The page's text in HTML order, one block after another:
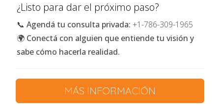
ser una opción viable, aunque es importante
formalizar el acuerdo.
Consejos para Elegir la Mejor Opción
los siguientes factores:
Tasa de interés:Compara las tasas de
¿Listo para dar el próximo paso?
📞 Agendá tu consulta privada: +1-786-309-1965
🌍 Conectá con alguien que entiende tu visión y
sabe cómo hacerla realidad.
MÁS INFORMACIÓN